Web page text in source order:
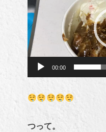
プ
レ
ー
ヤ
ー
00:00
つって。